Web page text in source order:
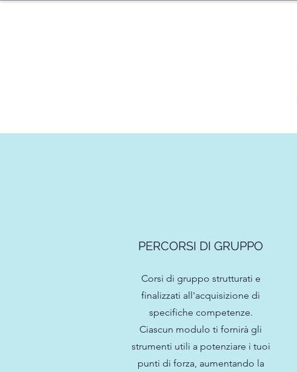
PERCORSI DI GRUPPO
Corsi di gruppo strutturati e
finalizzati all'acquisizione di
specifiche competenze.
Ciascun modulo ti fornirà gli
strumenti utili a potenziare i tuoi
punti di forza, aumentando la